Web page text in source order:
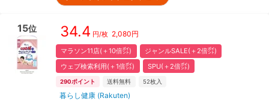
15位 34.4 円/枚 2,080円
マラソン11店(＋10倍㌽)
ジャンルSALE(＋2倍㌽)
ウェブ検索利用(＋1倍㌽)
SPU(＋2倍㌽)
290ポイント 送料無料 52枚入
暮らし健康 (Rakuten)